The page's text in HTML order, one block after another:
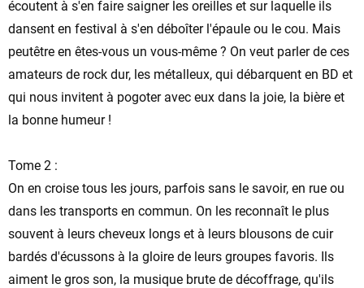
écoutent à s'en faire saigner les oreilles et sur laquelle ils
dansent en festival à s'en déboîter l'épaule ou le cou. Mais
peutêtre en êtes-vous un vous-même ? On veut parler de ces
amateurs de rock dur, les métalleux, qui débarquent en BD et
qui nous invitent à pogoter avec eux dans la joie, la bière et
la bonne humeur !
Tome 2 :
On en croise tous les jours, parfois sans le savoir, en rue ou
dans les transports en commun. On les reconnaît le plus
souvent à leurs cheveux longs et à leurs blousons de cuir
bardés d'écussons à la gloire de leurs groupes favoris. Ils
aiment le gros son, la musique brute de décoffrage, qu'ils